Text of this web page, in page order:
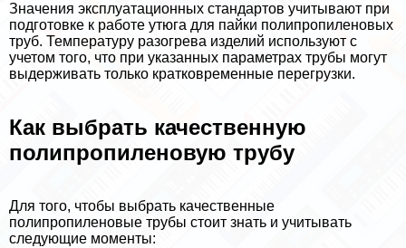
Значения эксплуатационных стандартов учитывают при
подготовке к работе утюга для пайки полипропиленовых
труб. Температуру разогрева изделий используют с
учетом того, что при указанных параметрах трубы могут
выдерживать только кратковременные перегрузки.
Как выбрать качественную
полипропиленовую трубу
Для того, чтобы выбрать качественные
полипропиленовые трубы стоит знать и учитывать
следующие моменты: